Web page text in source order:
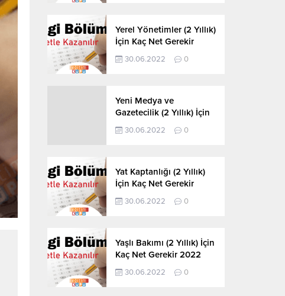
Yerel Yönetimler (2 Yıllık)
İçin Kaç Net Gerekir
2022
30.06.2022 0
Yeni Medya ve
Gazetecilik (2 Yıllık) İçin
Kaç Net Gerekir 2022
30.06.2022 0
Yat Kaptanlığı (2 Yıllık)
İçin Kaç Net Gerekir
2022
30.06.2022 0
Yaşlı Bakımı (2 Yıllık) İçin
Kaç Net Gerekir 2022
30.06.2022 0